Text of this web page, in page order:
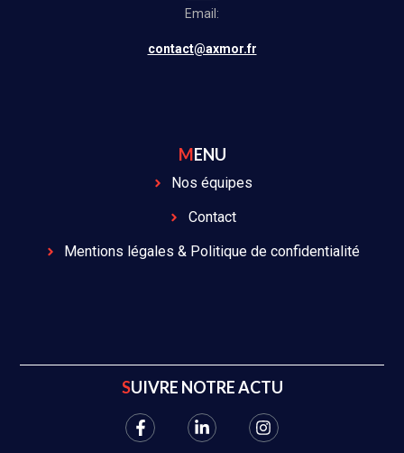
Email:
contact@axmor.fr
MENU
Nos équipes
Contact
Mentions légales & Politique de confidentialité
SUIVRE NOTRE ACTU